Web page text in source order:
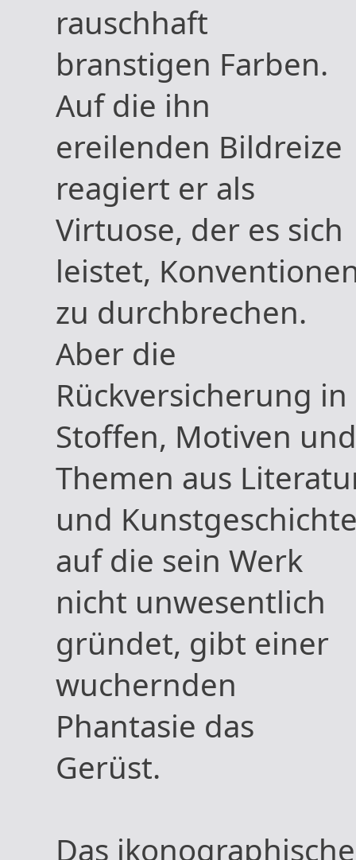
rauschhaft
branstigen Farben.
Auf die ihn
ereilenden Bildreize
reagiert er als
Virtuose, der es sich
leistet,
zu durchbrechen.
Aber die
Rückversicherung in
Stoffen, Motiven und
Themen aus
und
auf die sein Werk
nicht unwesentlich
gründet, gibt einer
wuchernden
Phantasie das
Gerüst.
Das ikonographische